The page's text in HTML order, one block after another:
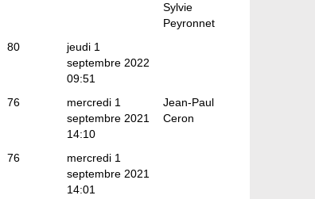
Sylvie
Peyronnet
80
jeudi 1
septembre 2022
09:51
76
mercredi 1
septembre 2021
14:10
Jean-Paul
Ceron
76
mercredi 1
septembre 2021
14:01